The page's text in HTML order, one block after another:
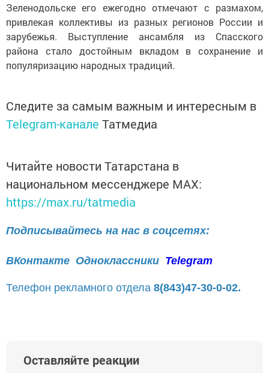
Зеленодольске его ежегодно отмечают с размахом,
привлекая коллективы из разных регионов России и
зарубежья. Выступление ансамбля из Спасского
района стало достойным вкладом в сохранение и
популяризацию народных традиций.
Следите за самым важным и интересным в
Telegram-канале Татмедиа
Читайте новости Татарстана в
национальном мессенджере MАХ:
https://max.ru/tatmedia
Подписывайтесь на нас в соцсетях:
ВКонтакте Одноклассники Telegram
Телефон рекламного отдела 8(843)47-30-0-02.
Оставляйте реакции